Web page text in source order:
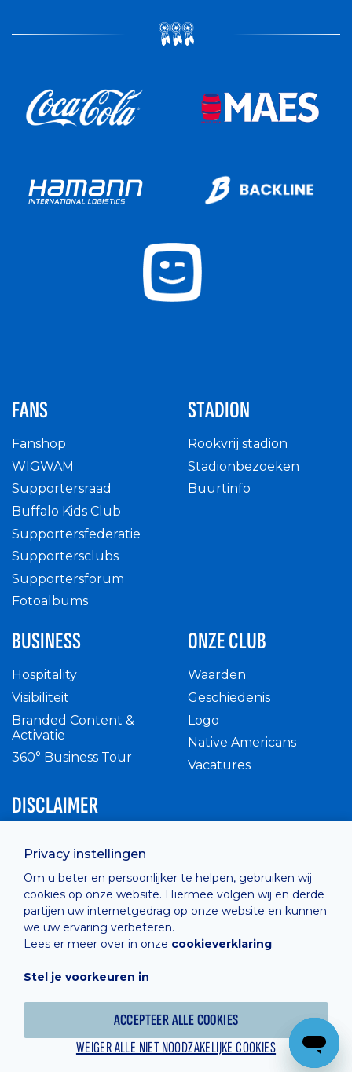
Privacy instellingen
Om u beter en persoonlijker te helpen, gebruiken wij
cookies op onze website. Hiermee volgen wij en derde
partijen uw internetgedrag op onze website en kunnen
we uw ervaring verbeteren.
Lees er meer over in onze cookieverklaring.
Stel je voorkeuren in
ACCEPTEER ALLE COOKIES
WEIGER ALLE NIET NOODZAKELIJKE COOKIES
FANS
Fanshop
WIGWAM
Supportersraad
Buffalo Kids Club
Supportersfederatie
Supportersclubs
Supportersforum
Fotoalbums
STADION
Rookvrij stadion
Stadionbezoeken
Buurtinfo
BUSINESS
Hospitality
Visibiliteit
Branded Content &
Activatie
360° Business Tour
ONZE CLUB
Waarden
Geschiedenis
Logo
Native Americans
Vacatures
DISCLAIMER
Privacy Policy
Cashless
verkoopsvoorwaarden
Cookie Policy
Hosted by Combell
Powered online by